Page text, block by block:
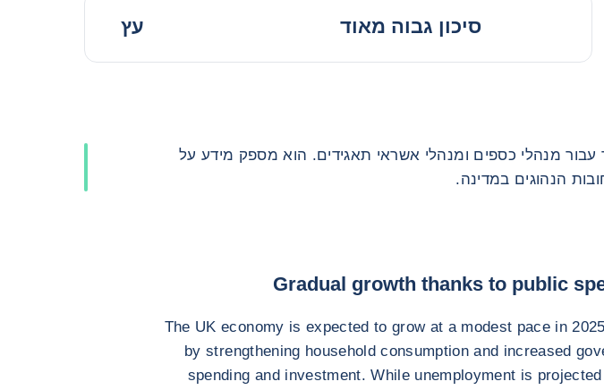
עץ סיכון גבוה מאוד
עבור מנהלי כספים ומנהלי אשראי תאגידים. הוא מספק מידע על
הנהוגים במדינה.
Gradual growth thanks to public
The UK economy is expected to grow at a modest pace in
by strengthening household consumption and increased
spending and investment. While unemployment is